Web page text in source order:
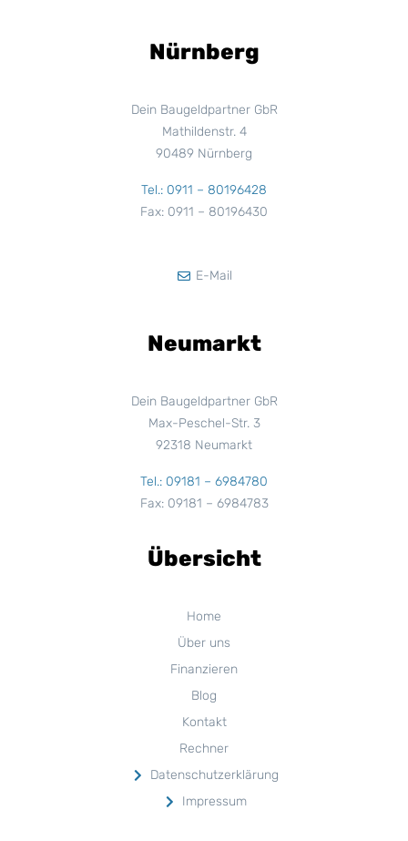
Nürnberg
Dein Baugeldpartner GbR
Mathildenstr. 4
90489 Nürnberg
Tel.: 0911 – 80196428
Fax: 0911 – 80196430
E-Mail
Neumarkt
Dein Baugeldpartner GbR
Max-Peschel-Str. 3
92318 Neumarkt
Tel.: 09181 – 6984780
Fax: 09181 – 6984783
Übersicht
Home
Über uns
Finanzieren
Blog
Kontakt
Rechner
Datenschutzerklärung
Impressum